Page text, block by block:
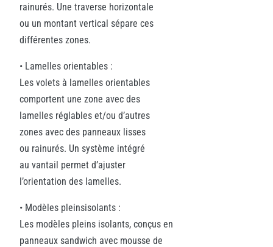
rainurés. Une traverse horizontale
ou un montant vertical sépare ces
différentes zones.
• Lamelles orientables :
Les volets à lamelles orientables
comportent une zone avec des
lamelles réglables et/ou d’autres
zones avec des panneaux lisses
ou rainurés. Un système intégré
au vantail permet d’ajuster
l’orientation des lamelles.
• Modèles pleinsisolants :
Les modèles pleins isolants, conçus en
panneaux sandwich avec mousse de